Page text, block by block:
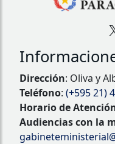
X
Dirección: Oliva y
Teléfono: (+595 21)
Horario de
Audiencias con la